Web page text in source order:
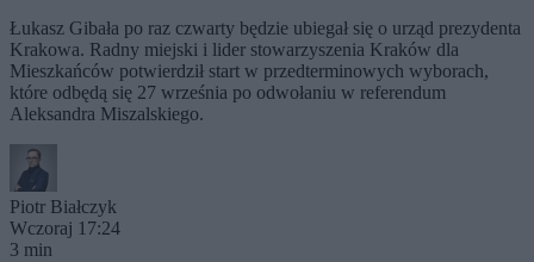
Łukasz Gibała po raz czwarty będzie ubiegał się o urząd prezydenta
Krakowa. Radny miejski i lider stowarzyszenia Kraków dla
Mieszkańców potwierdził start w przedterminowych wyborach,
które odbędą się 27 września po odwołaniu w referendum
Aleksandra Miszalskiego.
Piotr Białczyk
Wczoraj 17:24
3 min